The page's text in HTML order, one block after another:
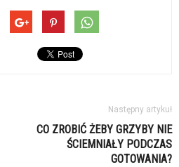
Następny artykuł
CO ZROBIĆ ŻEBY GRZYBY NIE
ŚCIEMNIAŁY PODCZAS
GOTOWANIA?